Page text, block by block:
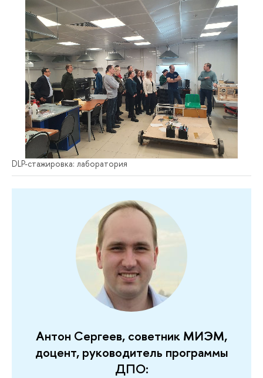
DLP-стажировка: лаборатория
Антон Сергеев, советник МИЭМ,
доцент, руководитель программы
ДПО: